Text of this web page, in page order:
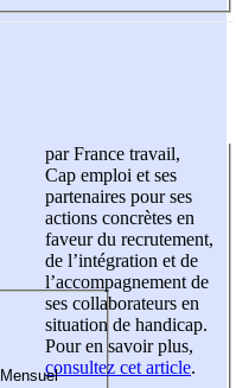
par France travail,
Cap emploi et ses
partenaires pour ses
actions concrètes en
faveur du recrutement,
de l’intégration et de
l’accompagnement de
ses collaborateurs en
situation de handicap.
Pour en savoir plus,
consultez cet article.